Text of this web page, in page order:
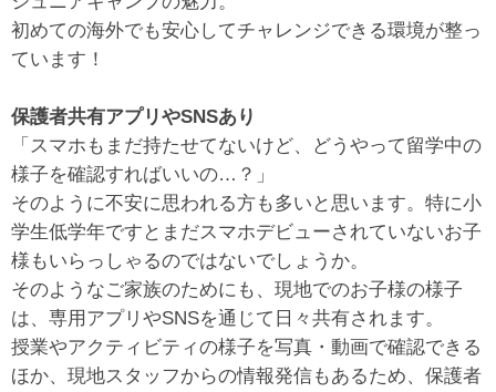
初めての海外でも安心してチャレンジできる環境が整っ
ています！
保護者共有アプリやSNSあり
「スマホもまだ持たせてないけど、どうやって留学中の
様子を確認すればいいの…？」
そのように不安に思われる方も多いと思います。特に小
学生低学年ですとまだスマホデビューされていないお子
様もいらっしゃるのではないでしょうか。
そのようなご家族のためにも、現地でのお子様の様子
は、専用アプリやSNSを通じて日々共有されます。
授業やアクティビティの様子を写真・動画で確認できる
ほか、現地スタッフからの情報発信もあるため、保護者